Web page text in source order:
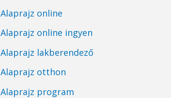
Alaprajz online
Alaprajz online ingyen
Alaprajz lakberendező
Alaprajz otthon
Alaprajz program